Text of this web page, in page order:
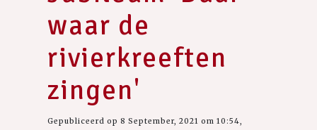
waar de
rivierkreeften
zingen'
Gepubliceerd op 8 September, 2021 om 10:54,